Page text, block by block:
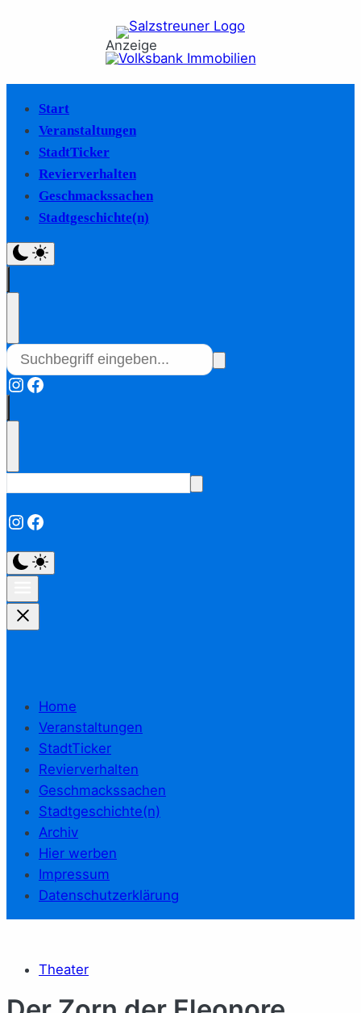
Anzeige
Start
Veranstaltungen
StadtTicker
Revierverhalten
Geschmackssachen
Stadtgeschichte(n)
Instagram
Facebook
Instagram
Facebook
Home
Veranstaltungen
StadtTicker
Revierverhalten
Geschmackssachen
Stadtgeschichte(n)
Archiv
Hier werben
Impressum
Datenschutzerklärung
Theater